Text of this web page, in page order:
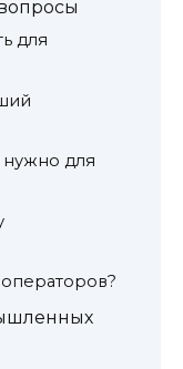
для
нужно для